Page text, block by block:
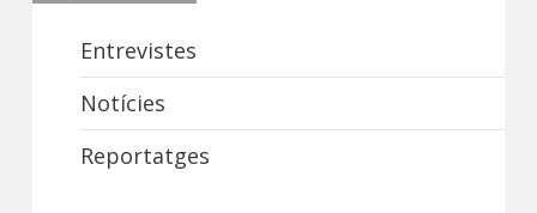
Entrevistes
Notícies
Reportatges